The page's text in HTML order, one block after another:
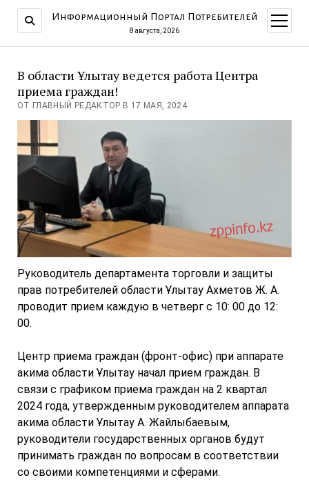
Информационный Портал Потребителей
8 августа, 2026
меню
В области Ұлытау ведется работа Центра
приема граждан!
ОТ ГЛАВНЫЙ РЕДАКТОР В 17 МАЯ, 2024
Руководитель департамента торговли и защиты
прав потребителей области Ұлытау Ахметов Ж. А.
проводит прием каждую в четверг с 10: 00 до 12:
00.
Центр приема граждан (фронт-офис) при аппарате
акима области Ұлытау начал прием граждан. В
связи с графиком приема граждан на 2 квартал
2024 года, утвержденным руководителем аппарата
акима области Ұлытау А. Жайлыбаевым,
руководители государственных органов будут
принимать граждан по вопросам в соответствии
со своими компетенциями и сферами.